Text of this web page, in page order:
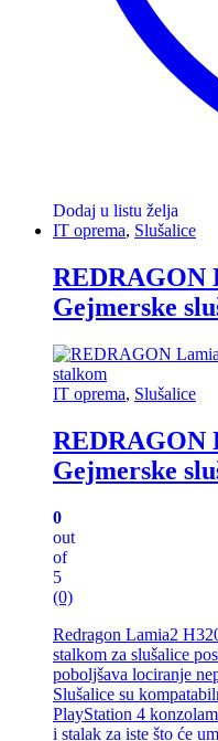
Dodaj u listu želja
IT oprema, Slušalice
REDRAGON
Gejmerske
IT oprema, Slušalice
REDRAGON
Gejmerske
0
out
of
5
(0)
Redragon Lamia2
stalkom za slušalice
poboljšava lociranje
Slušalice su
PlayStation 4
i stalak za iste što će